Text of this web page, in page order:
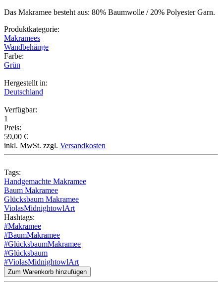
Das Makramee besteht aus: 80% Baumwolle / 20% Polyester Garn.
Produktkategorie:
Makramees
Wandbehänge
Farbe:
Grün
Hergestellt in:
Deutschland
Verfügbar:
1
Preis:
59,00 €
inkl. MwSt. zzgl. Versandkosten
Tags:
Handgemachte Makramee
Baum Makramee
Glücksbaum Makramee
ViolasMidnightowlArt
Hashtags:
#Makramee
#BaumMakramee
#GlücksbaumMakramee
#Glücksbaum
#ViolasMidnightowlArt
Zum Warenkorb hinzufügen